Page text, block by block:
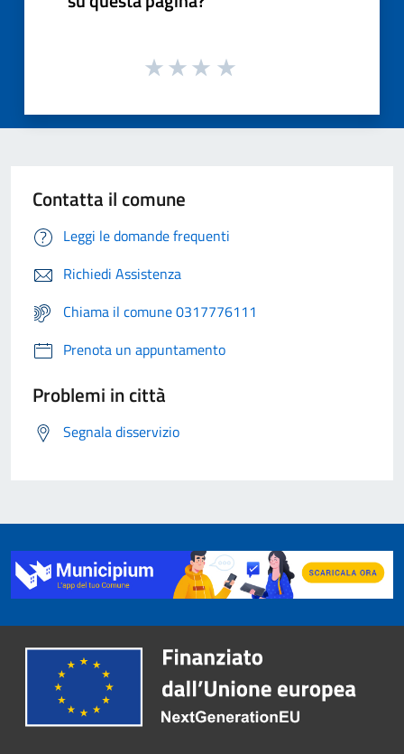
Contatta il comune
Leggi le domande frequenti
Richiedi Assistenza
Chiama il comune 0317776111
Prenota un appuntamento
Problemi in città
Segnala disservizio